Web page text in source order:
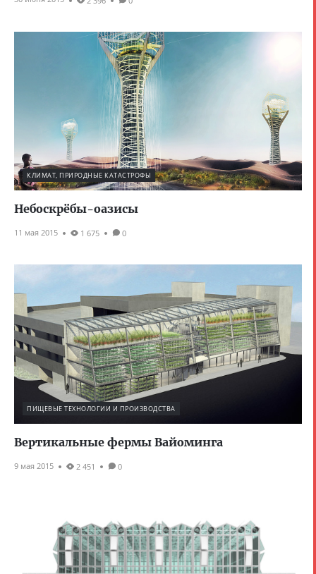
КЛИМАТ, ПРИРОДНЫЕ КАТАСТРОФЫ
Небоскрёбы-оазисы
11 мая 2015 1 675 0
ПИЩЕВЫЕ ТЕХНОЛОГИИ И ПРОИЗВОДСТВА
Вертикальные фермы Вайоминга
9 мая 2015 2 451 0